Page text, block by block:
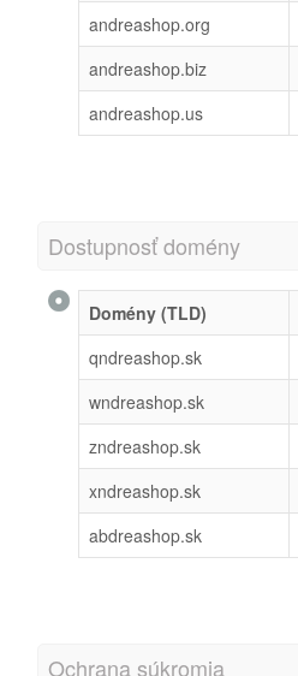
andreashop.org
andreashop.biz
andreashop.us
Dostupnosť domény
Domény (TLD)
qndreashop.sk
wndreashop.sk
zndreashop.sk
xndreashop.sk
abdreashop.sk
Ochrana súkromia